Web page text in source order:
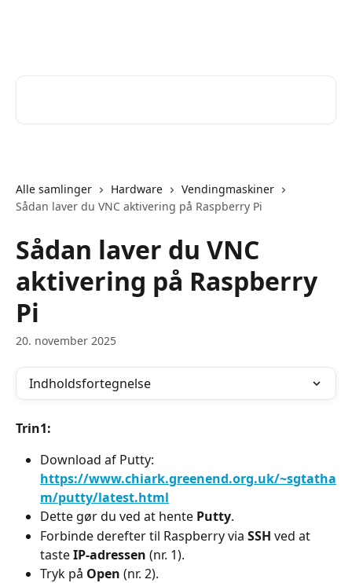
Alle samlinger Hardware
Vendingmaskiner
Sådan laver du VNC aktivering på Raspberry Pi
Sådan laver du VNC
aktivering på Raspberry
Pi
20. november 2025
Indholdsfortegnelse
Trin1:
Download af Putty:
https://www.chiark.greenend.org.uk/~sgtatha
m/putty/latest.html
Dette gør du ved at hente Putty.
Forbinde derefter til Raspberry via SSH ved at
taste IP-adressen (nr. 1).
Tryk på Open (nr. 2).